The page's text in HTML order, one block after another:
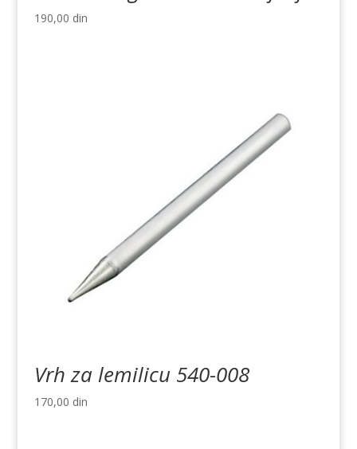
190,00 din
Vrh za lemilicu 540-008
170,00 din